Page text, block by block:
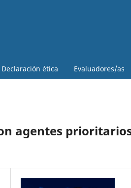
Declaración ética Evaluadores/as
agentes